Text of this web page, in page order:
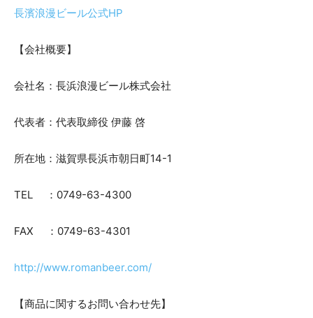
長濱浪漫ビール公式HP
【会社概要】
会社名：長浜浪漫ビール株式会社
代表者：代表取締役 伊藤 啓
所在地：滋賀県長浜市朝日町14-1
TEL ：0749-63-4300
FAX ：0749-63-4301
http://www.romanbeer.com/
【商品に関するお問い合わせ先】